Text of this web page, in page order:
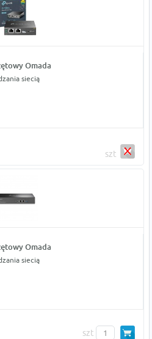
Omada
siecią
szt
Omada
siecią
szt